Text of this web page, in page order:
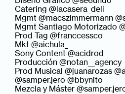
Catering @lacasera_deli
Mgmt @macszimmermann
Mgmt Santiago Motorizado
Prod Tag @franccessco
Mkt @aichula_
Sony Content @acidrod
Producción @notan__agency
Prod Musical @juanarozas
@samper.jero @bbynito
Mezcla y Máster